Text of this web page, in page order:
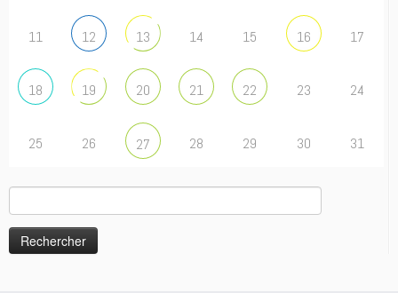
11 12 13 14 15 16 17
18 19 20 21 22 23 24
25 26 27 28 29 30 31